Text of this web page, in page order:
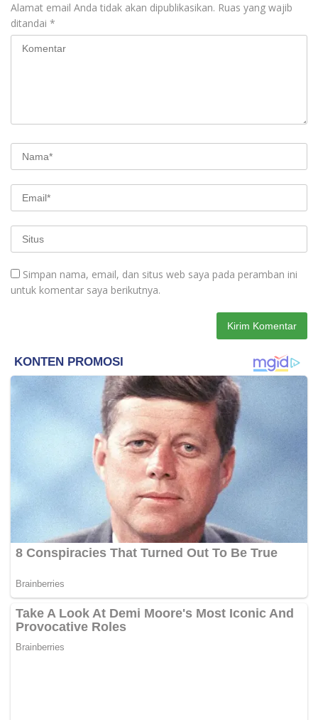
Alamat email Anda tidak akan dipublikasikan. Ruas yang wajib
ditandai *
Simpan nama, email, dan situs web saya pada peramban ini
untuk komentar saya berikutnya.